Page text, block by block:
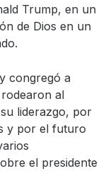
Trump, en un
de Dios en un
congregó a
al
liderazgo, por
y por el futuro
el presidente